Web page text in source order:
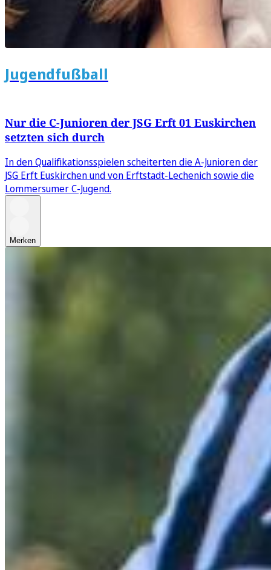
Jugendfußball
Nur die C-Junioren der JSG Erft 01 Euskirchen
setzten sich durch
In den Qualifikationsspielen scheiterten die A-Junioren der
JSG Erft Euskirchen und von Erftstadt-Lechenich sowie die
Lommersumer C-Jugend.
Merken